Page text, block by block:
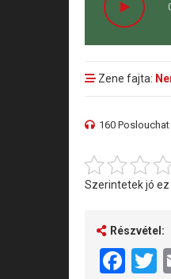
Zene fajta:
160 Poslouchat
Szerintetek jó
Részvétel: